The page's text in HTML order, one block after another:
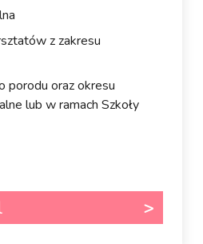
z zakresu
porodu oraz okresu
lub w ramach Szkoły